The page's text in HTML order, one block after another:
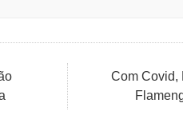
Com Covid,